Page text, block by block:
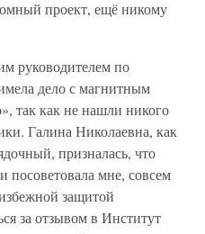
проект, ещё никому
руководителем по
дело с магнитным
так как не нашли никого
Галина Николаевна, как
призналась, что
мне, совсем
защитой
за отзывом в Институт